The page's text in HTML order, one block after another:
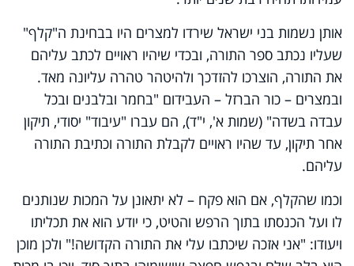
אותן נשמות בני ישראל שירדו למצרים היו בבחינת ה"קלף"
שעליו נכתב ספר התורה, ובכדי שיהיו ראויים לכתב עליהם
את התורה, הוצרכו להזדכך ולהיטהר טהרה עליונה מאד.
ובמצרים – כור הברזל – העבידום "בחמר ובלבנים ובכל
עבדה בשדה" (שמות א', י"ד), הם עברו "עיבוד" יסודי, תיקון
אחר תיקון, עד שהיו ראויים לקבלת התורה וכתיבת התורה
עליהם.
וכמו שהקלף, אם הוא פקח – לא יתאונן על המכות שנותנים
לו ועל הכנסתו בתוך הרפש והטיט, כי יודע הוא את תכליתו
ויעודו: "אני אזכה שיכתבו עלי את התורה הקדושה!" ולכן מוכן